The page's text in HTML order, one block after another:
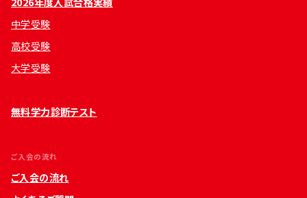
中学受験
高校受験
大学受験
無料学力診断テスト
ご入会の流れ
ご入会の流れ